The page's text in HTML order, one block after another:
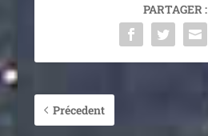
PARTAGER :
Précedent